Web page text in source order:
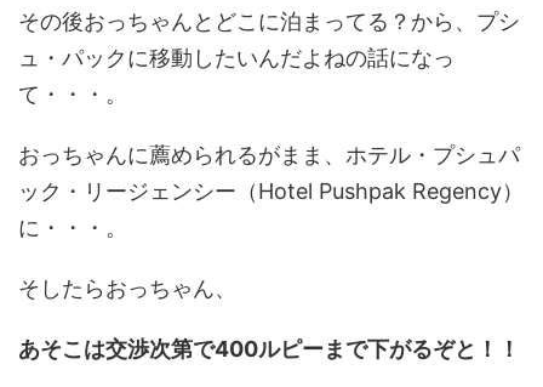
その後おっちゃんとどこに泊まってる？から、プシ
ュ・パックに移動したいんだよねの話になっ
て・・・。
おっちゃんに薦められるがまま、ホテル・プシュパ
ック・リージェンシー（Hotel Pushpak Regency）
に・・・。
そしたらおっちゃん、
あそこは交渉次第で400ルピーまで下がるぞと！！